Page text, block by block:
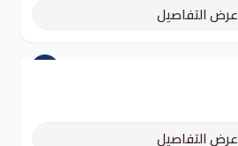
عرض التفاصيل
عرض التفاصيل